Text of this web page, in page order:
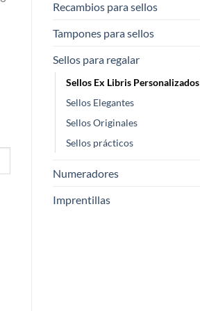
Recambios para sellos
Tampones para sellos
Sellos para regalar
Sellos Ex Libris Personalizados
Sellos Elegantes
Sellos Originales
Sellos prácticos
Numeradores
Imprentillas